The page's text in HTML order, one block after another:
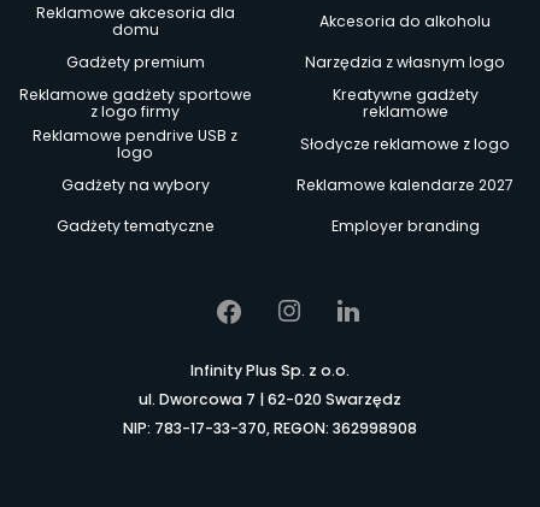
Reklamowe akcesoria dla
domu
Akcesoria do alkoholu
Gadżety premium
Narzędzia z własnym logo
Reklamowe gadżety sportowe
z logo firmy
Kreatywne gadżety
reklamowe
Reklamowe pendrive USB z
logo
Słodycze reklamowe z logo
Gadżety na wybory
Reklamowe kalendarze 2027
Gadżety tematyczne
Employer branding
Infinity Plus Sp. z o.o.
ul. Dworcowa 7 | 62-020 Swarzędz
NIP: 783-17-33-370, REGON: 362998908